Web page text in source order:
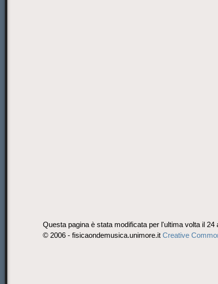
Questa pagina è stata modificata per l'ultima volta il 24
© 2006 - fisicaondemusica.unimore.itCreative